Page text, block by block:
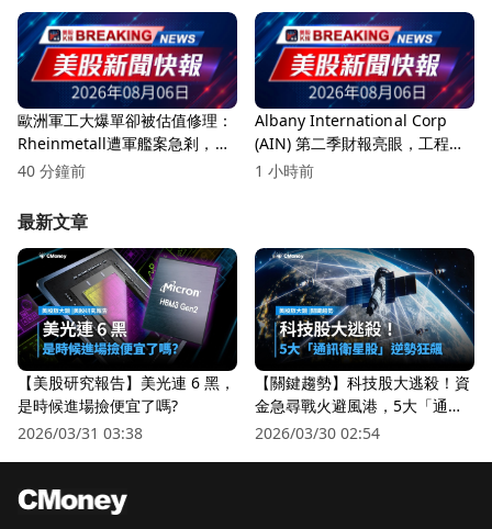
歐洲軍工大爆單卻被估值修理：
Rheinmetall遭軍艦案急剎，防
務股進入「交貨考驗期」
40 分鐘前
Albany International Corp
(AIN) 第二季財報亮眼，工程複
合材料創新高！
1 小時前
最新文章
【美股研究報告】美光連 6 黑，
是時候進場撿便宜了嗎?
2026/03/31 03:38
【關鍵趨勢】科技股大逃殺！資
金急尋戰火避風港，5大「通訊
衛星股」逆勢狂飆
2026/03/30 02:54